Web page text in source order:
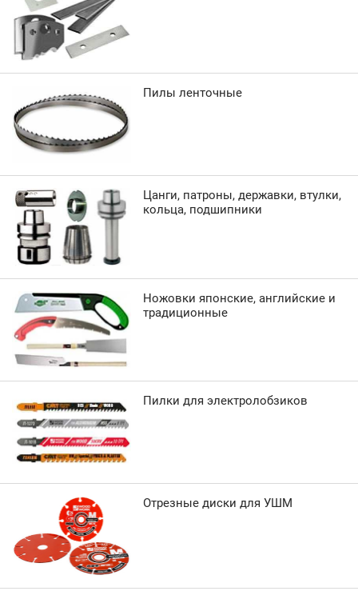
Пилы ленточные
Цанги, патроны, державки, втулки,
кольца, подшипники
Ножовки японские, английские и
традиционные
Пилки для электролобзиков
Отрезные диски для УШМ